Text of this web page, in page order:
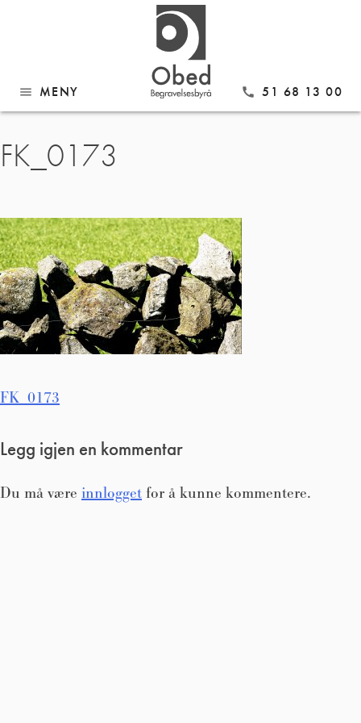
menu MENY call 51 68 13 00
Gå
til
innhold
FK_0173
Innleggsnavigasjon
FK_0173
Legg igjen en kommentar
Du må være innlogget for å kunne kommentere.